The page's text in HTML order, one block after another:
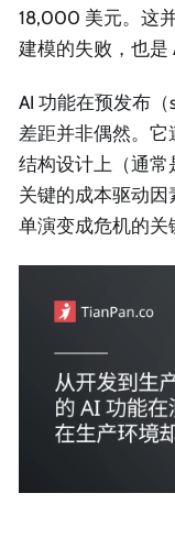
18,000 美元。这
建模的失败，也是
AI 功能在预发布
差距并非偶然。
结构设计上（通
关键的成本驱动
单演变成危机的关